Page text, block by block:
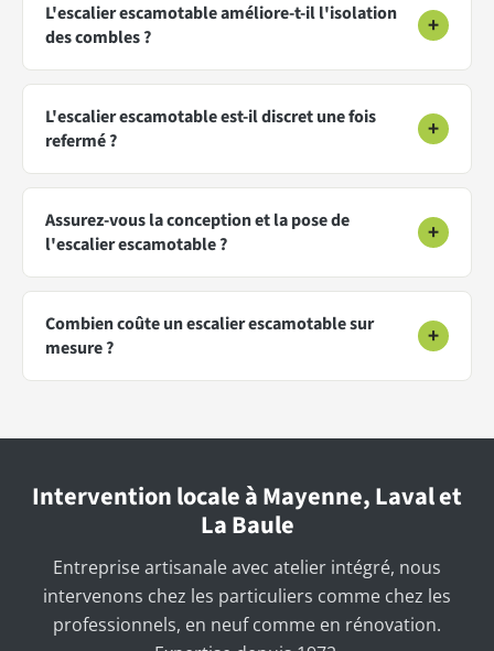
L'escalier escamotable améliore-t-il l'isolation
des combles ?
+
L'escalier escamotable est-il discret une fois
refermé ?
+
Assurez-vous la conception et la pose de
l'escalier escamotable ?
+
Combien coûte un escalier escamotable sur
mesure ?
+
Intervention locale à Mayenne, Laval et
La Baule
Entreprise artisanale avec atelier intégré, nous
intervenons chez les particuliers comme chez les
professionnels, en neuf comme en rénovation.